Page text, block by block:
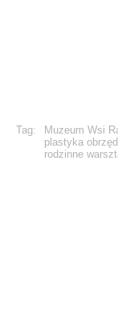
Tag: Muzeum Wsi
plastyka
rodzinne